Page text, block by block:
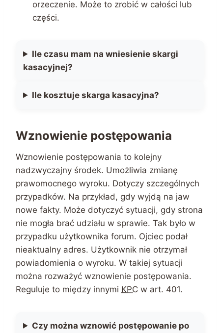
orzeczenie. Może to zrobić w całości lub
części.
Ile czasu mam na wniesienie skargi
kasacyjnej?
Ile kosztuje skarga kasacyjna?
Wznowienie postępowania
Wznowienie postępowania to kolejny
nadzwyczajny środek. Umożliwia zmianę
prawomocnego wyroku. Dotyczy szczególnych
przypadków. Na przykład, gdy wyjdą na jaw
nowe fakty. Może dotyczyć sytuacji, gdy strona
nie mogła brać udziału w sprawie. Tak było w
przypadku użytkownika forum. Ojciec podał
nieaktualny adres. Użytkownik nie otrzymał
powiadomienia o wyroku. W takiej sytuacji
można rozważyć wznowienie postępowania.
Reguluje to między innymi KPC w art. 401.
Czy można wznowić postępowanie po